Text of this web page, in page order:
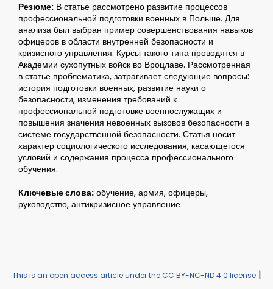
Резюме: В статье рассмотрено развитие процессов
профессиональной подготовки военных в Польше. Для
анализа был выбран пример совершенствования навыков
офицеров в области внутренней безопасности и
кризисного управления. Курсы такого типа проводятся в
Академии сухопутных войск во Вроцлаве. Рассмотренная
в статье проблематика, затрагивает следующие вопросы:
история подготовки военных, развитие науки о
безопасности, изменения требований к
профессиональной подготовке военнослужащих и
повышения значения невоенных вызовов безопасности в
системе государственной безопасности. Статья носит
характер социологического исследования, касающегося
условий и содержания процесса профессионального
обучения.
Ключевые слова: обучение, армия, офицеры,
руководство, антикризисное управление
This is an open access article under the CC BY-NC-ND 4.0 license|